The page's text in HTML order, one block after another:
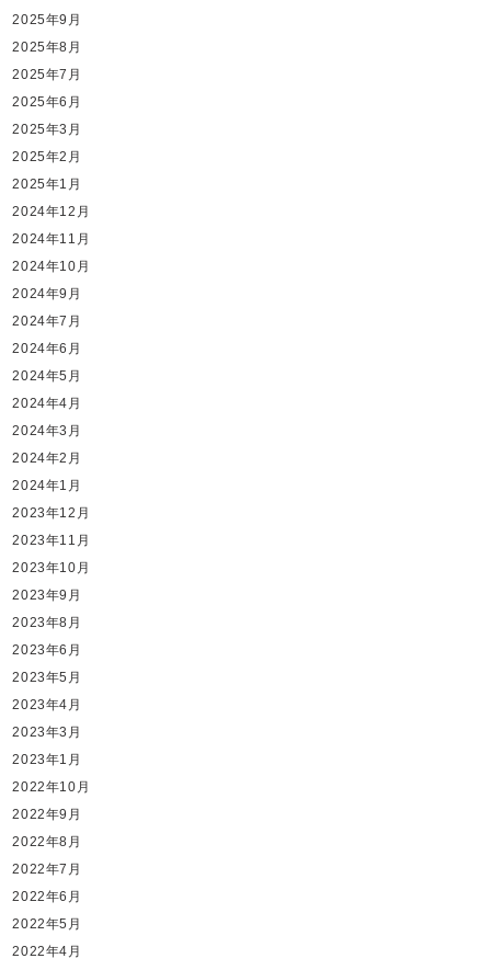
2025年9月
2025年8月
2025年7月
2025年6月
2025年3月
2025年2月
2025年1月
2024年12月
2024年11月
2024年10月
2024年9月
2024年7月
2024年6月
2024年5月
2024年4月
2024年3月
2024年2月
2024年1月
2023年12月
2023年11月
2023年10月
2023年9月
2023年8月
2023年6月
2023年5月
2023年4月
2023年3月
2023年1月
2022年10月
2022年9月
2022年8月
2022年7月
2022年6月
2022年5月
2022年4月